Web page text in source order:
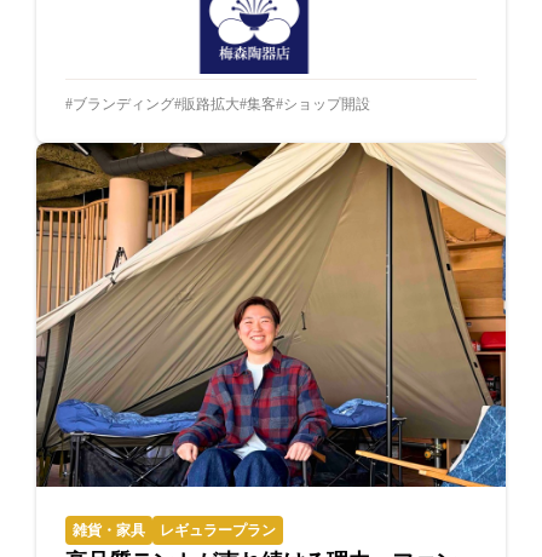
ブランディング 販路拡大 集客 ショップ開設
雑貨・家具 レギュラープラン